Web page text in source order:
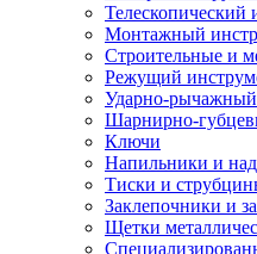
Телескопический
Монтажный
Строительные и
Режущий
Ударно-
Шарнирно-
Ключи
Напильники и
Тиски и
Заклепочники и
Щетки